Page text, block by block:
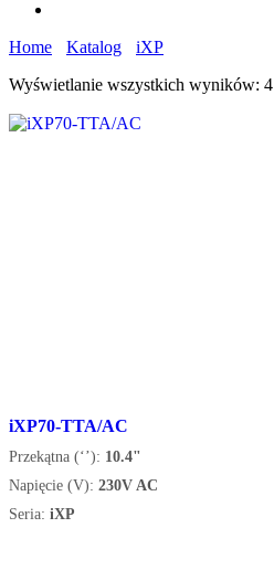
Home Katalog
iXP
Wyświetlanie wszystkich wyników: 4
iXP70-TTA/AC
Przekątna (‘’): 10.4"
Napięcie (V): 230V AC
Seria: iXP